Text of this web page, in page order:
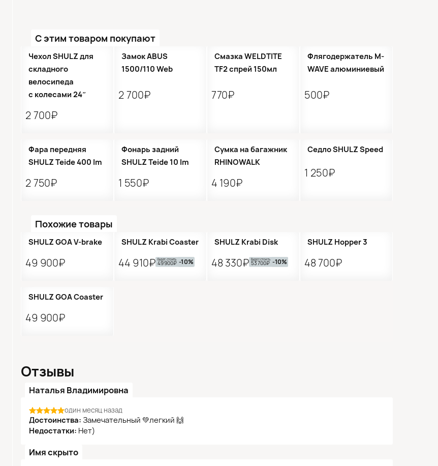
С этим товаром покупают
Чехол SHULZ для
складного
велосипеда
с колесами 24″
2 700₽
Замок ABUS
1500/110 Web
2 700₽
Смазка WELDTITE
TF2 спрей 150мл
770₽
Флягодержатель M-
WAVE алюминиевый
500₽
Фара передняя
SHULZ Teide 400 lm
2 750₽
Фонарь задний
SHULZ Teide 10 lm
1 550₽
Сумка на багажник
RHINOWALK
4 190₽
Седло SHULZ Speed
1 250₽
Похожие товары
SHULZ GOA V-brake
49 900₽
Предзаказ
SHULZ Krabi Coaster
44 910₽ Будет стоить
49 900₽ -10%
Предзаказ
SHULZ Krabi Disk
48 330₽ Будет стоить
53 700₽ -10%
SHULZ Hopper 3
48 700₽
SHULZ GOA Coaster
49 900₽
Отзывы
Наталья Владимировна
один месяц назад
Достоинства: Замечательный 💚легкий 🙌
Недостатки: Нет)
Имя скрыто